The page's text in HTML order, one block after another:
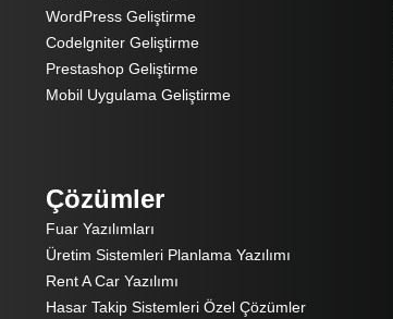
WordPress Geliştirme
Codelgniter Geliştirme
Prestashop Geliştirme
Mobil Uygulama Geliştirme
Çözümler
Fuar Yazılımları
Üretim Sistemleri Planlama Yazılımı
Rent A Car Yazılımı
Hasar Takip Sistemleri Özel Çözümler